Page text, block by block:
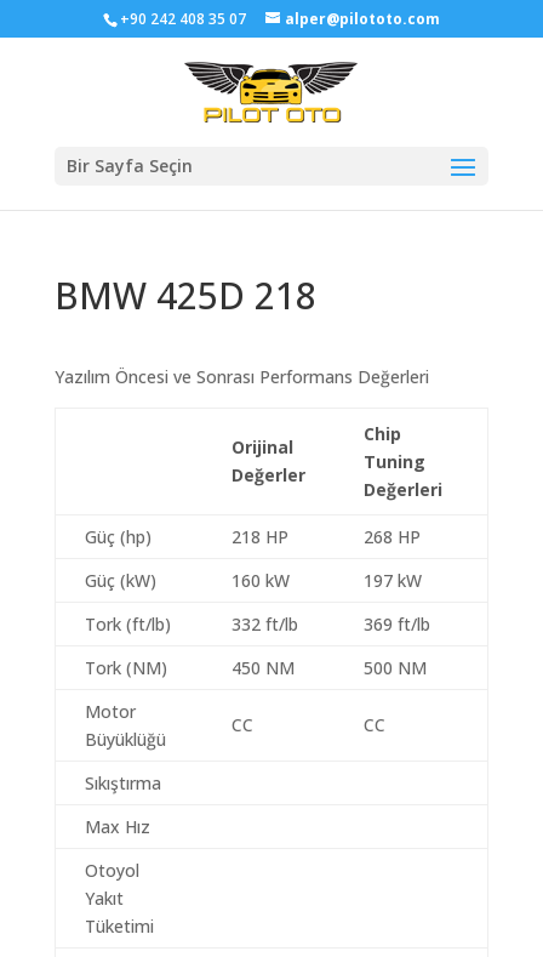
+90 242 408 35 07 alper@pilototo.com
Bir Sayfa Seçin
BMW 425D 218
Yazılım Öncesi ve Sonrası Performans Değerleri
Orijinal
Değerler
Chip
Tuning
Değerleri
Güç (hp) 218 HP
268 HP
Güç (kW)
160 kW
197 kW
Tork (ft/lb)
332 ft/lb
369 ft/lb
Tork (NM)
450 NM
500 NM
Motor
Büyüklüğü
CC CC
Sıkıştırma
Max Hız
Otoyol
Yakıt
Tüketimi